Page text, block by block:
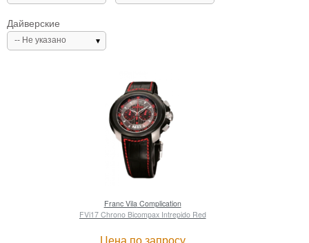
Дайверские
-- Не указано
Franc Vila Complication
FVi17 Chrono Bicompax Intrepido Red
Цена по запросу